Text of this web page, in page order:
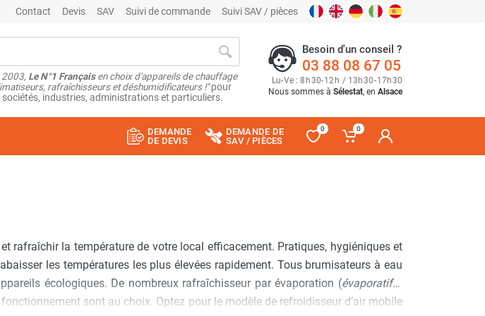
Contact Devis SAV Suivi de commande Suivi SAV / pièces
Le N°1 Françaisen choix d'appareils de chauffage
rafraîchisseurs et déshumidificateurs !"pour
industries, administrations et particuliers.
Besoin d'un conseil ?
03 88 08 67 05
Lu-Ve : 8h30-12h / 13h30-17h30
Nous sommes à Sélestat, en Alsace
DEMANDE
DE DEVIS
DEMANDE DE
SAV / PIÈCES
0 0
rafraîchir la température de votre local efficacement. Pratiques, hygiéniques et
les températures les plus élevées rapidement. Tous brumisateurs à eau
écologiques. De nombreux rafraîchisseur par évaporation (évaporatifs)
sont au choix. Optez pour le modèle de refroidisseur d’air mobile